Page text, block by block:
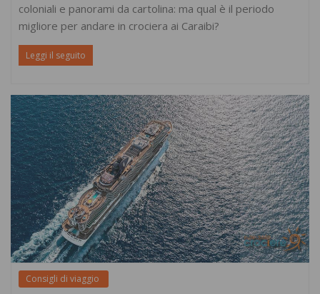
coloniali e panorami da cartolina: ma qual è il periodo
migliore per andare in crociera ai Caraibi?
Leggi il seguito
Consigli di viaggio